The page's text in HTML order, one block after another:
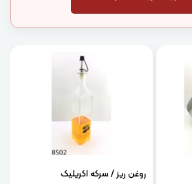
روغن ریز / سرکه اکریلیک